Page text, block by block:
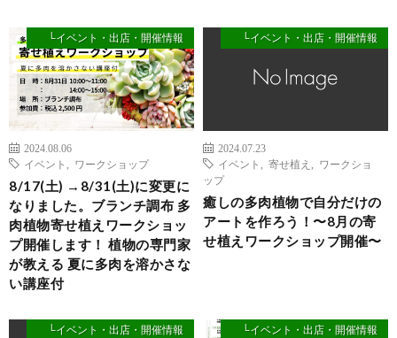
└イベント・出店・開催情報
2024.08.06
イベント
ワークショップ
8/17(土) →8/31(土)に変更に
なりました。ブランチ調布 多
肉植物寄せ植えワークショッ
プ開催します！ 植物の専門家
が教える 夏に多肉を溶かさな
い講座付
└イベント・出店・開催情報
2024.07.23
イベント
寄せ植え
ワークショ
ップ
癒しの多肉植物で自分だけの
アートを作ろう！〜8月の寄
せ植えワークショップ開催〜
└イベント・出店・開催情報 └イベント・出店・開催情報